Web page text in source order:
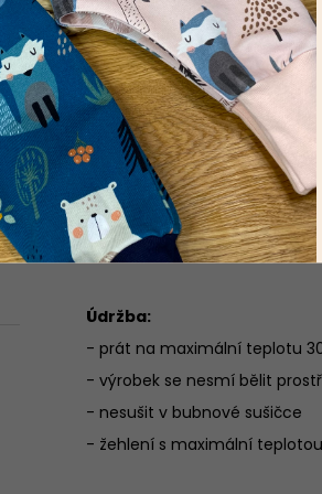
Popis Podobné (6)
Baggy tepláčky z
Materiál:
nepočesaná
Složení:
95% bavlna, 5% elastan
Údržba:
- prát na maximální teplotu
- výrobek se nesmí bělit
- nesušit v bubnové sušičce
- žehlení s maximální teplotou